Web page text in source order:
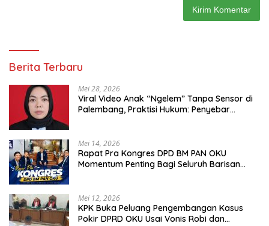
Berita Terbaru
Mei 28, 2026
Viral Video Anak “Ngelem” Tanpa Sensor di
Palembang, Praktisi Hukum: Penyebar
Mei 14, 2026
Rapat Pra Kongres DPD BM PAN OKU
Momentum Penting Bagi Seluruh Barisan
Mei 12, 2026
KPK Buka Peluang Pengembangan Kasus
Pokir DPRD OKU Usai Vonis Robi dan